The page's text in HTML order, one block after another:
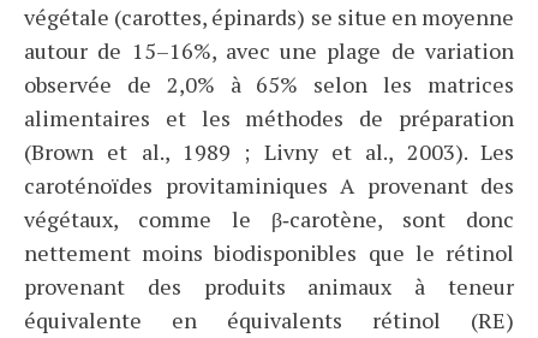
végétale (carottes, épinards) se situe en moyenne
autour de 15–16%, avec une plage de variation
observée de 2,0% à 65% selon les matrices
alimentaires et les méthodes de préparation
(Brown et al., 1989 ; Livny et al., 2003). Les
caroténoïdes provitaminiques A provenant des
végétaux, comme le β‑carotène, sont donc
nettement moins biodisponibles que le rétinol
provenant des produits animaux à teneur
équivalente en équivalents rétinol (RE)